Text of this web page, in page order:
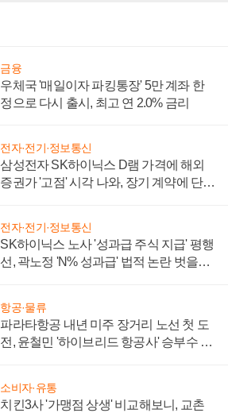
금융
우체국 '매일이자 파킹통장' 5만 계좌 한
정으로 다시 출시, 최고 연 2.0% 금리
전자·전기·정보통신
삼성전자 SK하이닉스 D램 가격에 해외
증권가 '고점' 시각 나와, 장기 계약에 단점
전자·전기·정보통신
SK하이닉스 노사 '성과급 주식 지급' 평행
선, 곽노정 'N% 성과급' 법적 논란 벗을지
항공·물류
파라타항공 내년 미주 장거리 노선 첫 도
전, 윤철민 '하이브리드 항공사' 승부수 통
소비자·유통
치킨3사 '가맹점 상생' 비교해보니, 교촌